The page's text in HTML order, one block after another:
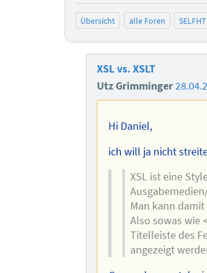
Übersicht alle Foren
XSL vs. XSLT
Utz Grimminger
Hi Daniel,
ich will ja nicht
XSL ist eine
Man kann
Also sowas wie
Titelleiste des
angezeigt